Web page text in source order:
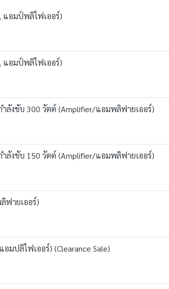
แอมป์พลิไฟเออร์)
แอมป์พลิไฟเออร์)
ำลังขับ 300 วัตต์ (Amplifier/แอมพลิฟายเออร์)
ำลังขับ 150 วัตต์ (Amplifier/แอมพลิฟายเออร์)
ฟายเออร์)
มปลิไฟเออร์) (Clearance Sale)